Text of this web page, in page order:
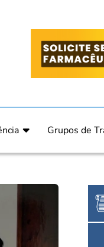
e formulários
Dados – LGPD
Grupos de
Estética
Farmácia
Pesquisa
Saúde